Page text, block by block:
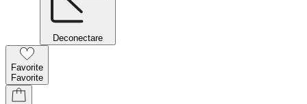
Deconectare
Favorite
Favorite